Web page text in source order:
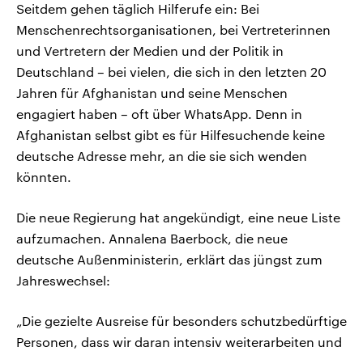
Seitdem gehen täglich Hilferufe ein: Bei
Menschenrechtsorganisationen, bei Vertreterinnen
und Vertretern der Medien und der Politik in
Deutschland – bei vielen, die sich in den letzten 20
Jahren für Afghanistan und seine Menschen
engagiert haben – oft über WhatsApp. Denn in
Afghanistan selbst gibt es für Hilfesuchende keine
deutsche Adresse mehr, an die sie sich wenden
könnten.
Die neue Regierung hat angekündigt, eine neue Liste
aufzumachen. Annalena Baerbock, die neue
deutsche Außenministerin, erklärt das jüngst zum
Jahreswechsel:
„Die gezielte Ausreise für besonders schutzbedürftige
Personen, dass wir daran intensiv weiterarbeiten und